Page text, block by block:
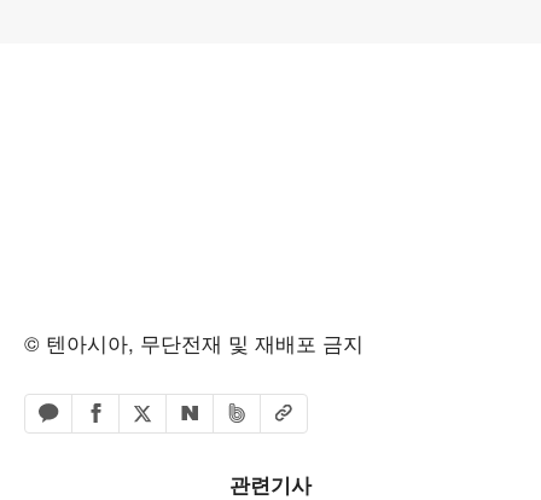
© 텐아시아, 무단전재 및 재배포 금지
카카오톡 공유하기
페이스북 공유하기
엑스 공유하기
네이버 공유하기
밴드 공유하기
URL복사
관련기사